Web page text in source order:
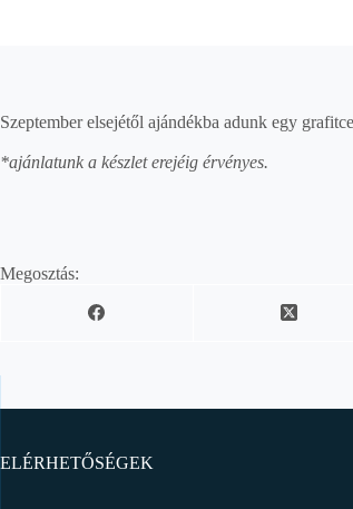
Szeptember elsejétől ajándékba adunk egy
*ajánlatunk a készlet erejéig érvényes.
Megosztás:
ELÉRHETŐSÉGEK